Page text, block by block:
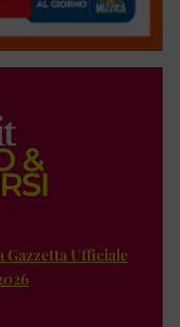
Gazzetta Ufficiale